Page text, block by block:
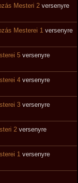
Mesteri 2 versenyre
Mesterei 1 versenyre
5 versenyre
4 versenyre
3 versenyre
2 versenyre
1 versenyre